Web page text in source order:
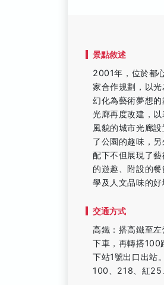
景點敘述
2001年，位於都
家合作規劃，以
幻化為藝術夢想
光廊再度改建，
風貌的城市光廊
了公園的趣味，
配下不但展現了
的遊趣、附設的
學及人文品味的好
交通方式
高鐵：搭高鐵至
下車，再轉搭100
下站1號出口出站
100、218、紅25